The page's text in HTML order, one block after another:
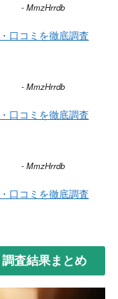
-MmzHrrdb
口コミを徹底調査
-MmzHrrdb
口コミを徹底調査
-MmzHrrdb
口コミを徹底調査
あるし。FXはギャ
査結果まとめ